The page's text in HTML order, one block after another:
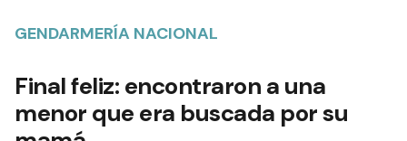
GENDARMERÍA NACIONAL
Final feliz: encontraron a una
menor que era buscada por su